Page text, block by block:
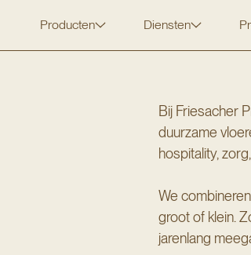
Producten Diensten
Bij Friesacher
duurzame
hospitality,
We
groot of klein.
jarenlang